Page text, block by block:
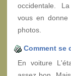
occidentale.
vous en
photos.
Comment se
En voiture